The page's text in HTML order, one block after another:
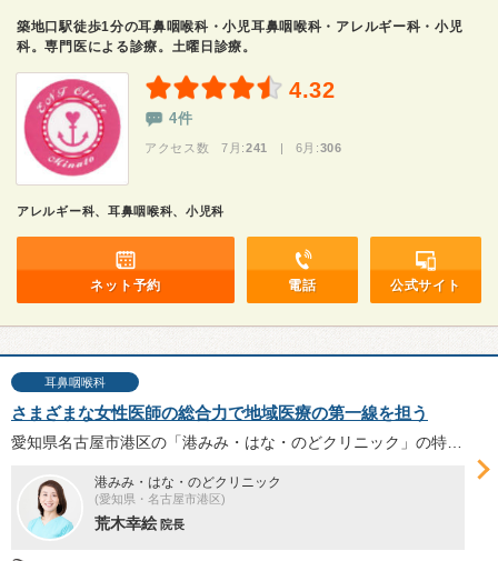
築地口駅徒歩1分の耳鼻咽喉科・小児耳鼻咽喉科・アレルギー科・小児
科。専門医による診療。土曜日診療。
4.32
4件
アクセス数 7月:241 | 6月:306
アレルギー科、耳鼻咽喉科、小児科
ネット予約 電話 公式サイト
耳鼻咽喉科
さまざまな女性医師の総合力で地域医療の第一線を担う
港みみ・はな・のどクリニック
(愛知県・名古屋市港区)
荒木幸絵 院長